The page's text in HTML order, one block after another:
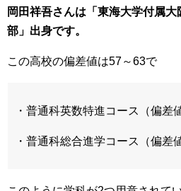
岡田祥吾さんは「東海大学付属
部」出身です。
この高校の偏差値は57～63で
・普通科英数特進コース（偏差
・普通科総合進学コース（偏差